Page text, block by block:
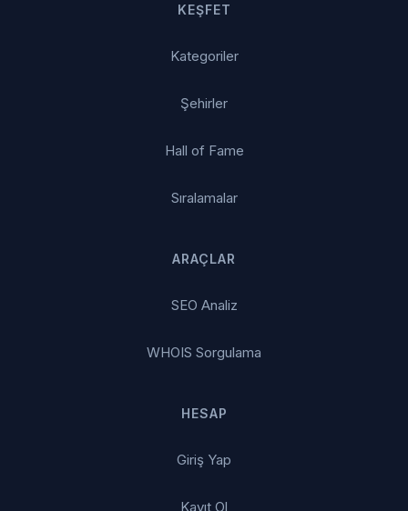
KEŞFET
Kategoriler
Şehirler
Hall of Fame
Sıralamalar
ARAÇLAR
SEO Analiz
WHOIS Sorgulama
HESAP
Giriş Yap
Kayıt Ol